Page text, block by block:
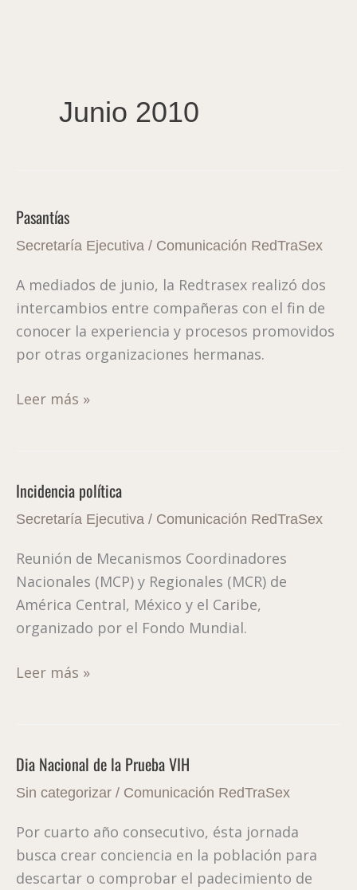
Junio 2010
Pasantías
Secretaría Ejecutiva / Comunicación RedTraSex
A mediados de junio, la Redtrasex realizó dos
intercambios entre compañeras con el fin de
conocer la experiencia y procesos promovidos
por otras organizaciones hermanas.
Pasantías
Leer más »
Incidencia política
Secretaría Ejecutiva / Comunicación RedTraSex
Reunión de Mecanismos Coordinadores
Nacionales (MCP) y Regionales (MCR) de
América Central, México y el Caribe,
organizado por el Fondo Mundial.
Incidencia
política
Leer más »
Dia Nacional de la Prueba VIH
Sin categorizar / Comunicación RedTraSex
Por cuarto año consecutivo, ésta jornada
busca crear conciencia en la población para
descartar o comprobar el padecimiento de
Dia
Nacional
la
Prueba
VIH